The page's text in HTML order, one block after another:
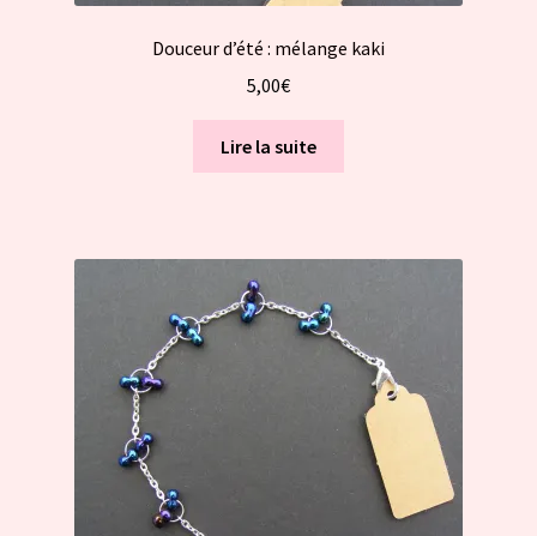
Douceur d’été : mélange kaki
5,00€
Lire la suite